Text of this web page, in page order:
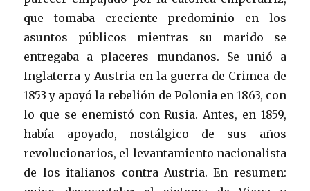
que tomaba creciente predominio en los
asuntos públicos mientras su marido se
entregaba a placeres mundanos. Se unió a
Inglaterra y Austria en la guerra de Crimea de
1853 y apoyó la rebelión de Polonia en 1863, con
lo que se enemistó con Rusia. Antes, en 1859,
había apoyado, nostálgico de sus años
revolucionarios, el levantamiento nacionalista
de los italianos contra Austria. En resumen: